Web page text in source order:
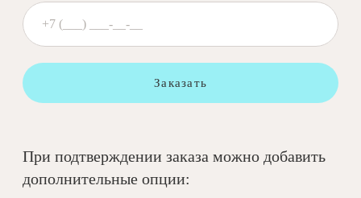
Заказать
При подтверждении заказа можно добавить
дополнительные опции: